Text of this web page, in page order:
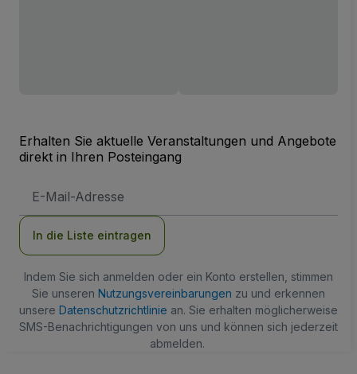
Erhalten Sie aktuelle Veranstaltungen und Angebote
direkt in Ihren Posteingang
Mail-
In die Liste eintragen
Indem Sie sich anmelden oder ein Konto erstellen, stimmen
Sie unseren Nutzungsvereinbarungen zu und erkennen
unsere Datenschutzrichtlinie an. Sie erhalten möglicherweise
SMS-Benachrichtigungen von uns und können sich jederzeit
abmelden.